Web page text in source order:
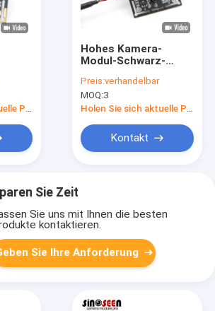
Holen Sie sich aktuelle Preis
Hohes Kamera-
Modul-Schwarz-
Rahmen-Rate Ovs
9281
Preis:verhandelbar
MOQ:3
Holen Sie sich aktuelle Preis
Kontakt
Sie Zeit
Sie uns mit Ihnen die besten
kontaktieren.
Sie Ihre Anforderung